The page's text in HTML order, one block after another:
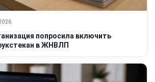
попросила включить
в ЖНВЛП